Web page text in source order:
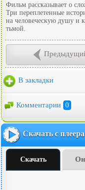
Фильм рассказывает о
Три переплетенные
на человеческую душу и
тьмой.
В закладки
Комментарии 0
Скачать с
Скачать